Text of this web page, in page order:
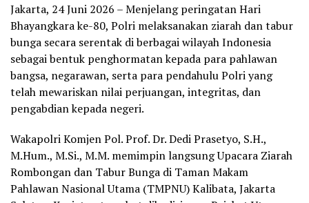
Jakarta, 24 Juni 2026 – Menjelang peringatan Hari
Bhayangkara ke-80, Polri melaksanakan ziarah dan tabur
bunga secara serentak di berbagai wilayah Indonesia
sebagai bentuk penghormatan kepada para pahlawan
bangsa, negarawan, serta para pendahulu Polri yang
telah mewariskan nilai perjuangan, integritas, dan
pengabdian kepada negeri.
Wakapolri Komjen Pol. Prof. Dr. Dedi Prasetyo, S.H.,
M.Hum., M.Si., M.M. memimpin langsung Upacara Ziarah
Rombongan dan Tabur Bunga di Taman Makam
Pahlawan Nasional Utama (TMPNU) Kalibata, Jakarta